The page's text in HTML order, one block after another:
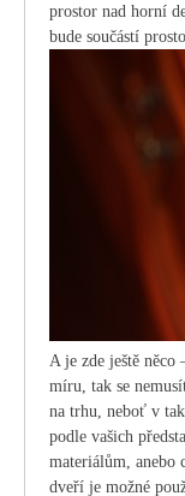
prostor nad horní
bude součástí
A je zde ještě něco
míru, tak se
na trhu, neboť v
podle vašich
materiálům, anebo
dveří je možné